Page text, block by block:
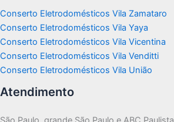
Conserto Eletrodomésticos Vila Zamataro
Conserto Eletrodomésticos Vila Yaya
Conserto Eletrodomésticos Vila Vicentina
Conserto Eletrodomésticos Vila Venditti
Conserto Eletrodomésticos Vila União
Atendimento